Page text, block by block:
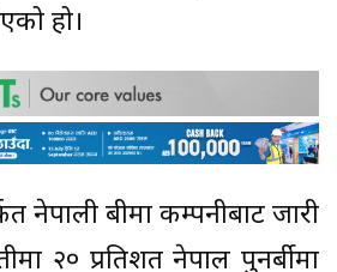
हो।
नेपाली बीमा कम्पनीबाट जारी
२० प्रतिशत नेपाल पुनर्बीमा